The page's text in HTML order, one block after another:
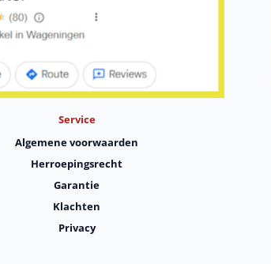
Service
Algemene voorwaarden
Herroepingsrecht
Garantie
Klachten
Privacy